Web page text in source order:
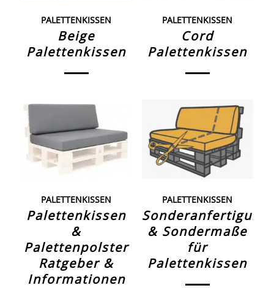
PALETTENKISSEN
Beige
Palettenkissen
PALETTENKISSEN
Cord
Palettenkissen
PALETTENKISSEN
Palettenkissen
&
Palettenpolster
Ratgeber &
Informationen
PALETTENKISSEN
& Sondermaße
für
Palettenkissen